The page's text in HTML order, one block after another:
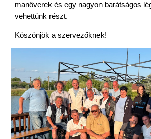
manőverek és egy nagyon barátságos
vehettünk részt.
Köszönjök a szervezőknek!